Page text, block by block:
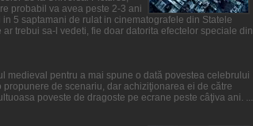
probabil va avea peste 2-3 ani
5 saptamani de rulat in cinematografele din Statele
trebui sa-l vedeti, fie doar datorita efectelor speciale din
medieval pentru a mai spune o dată povestea celebrului
de scenariu, dar achiziţionarea ei de către
poveste de dragoste pe ecrane peste câţiva ani. ...